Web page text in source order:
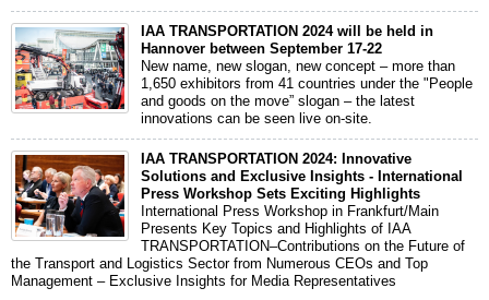
IAA TRANSPORTATION 2024 will be held in
Hannover between September 17-22
New name, new slogan, new concept – more than
1,650 exhibitors from 41 countries under the "People
and goods on the move” slogan – the latest
innovations can be seen live on-site.
IAA TRANSPORTATION 2024: Innovative
Solutions and Exclusive Insights - International
Press Workshop Sets Exciting Highlights
International Press Workshop in Frankfurt/Main
Presents Key Topics and Highlights of IAA
TRANSPORTATION–Contributions on the Future of
the Transport and Logistics Sector from Numerous CEOs and Top
Management – Exclusive Insights for Media Representatives